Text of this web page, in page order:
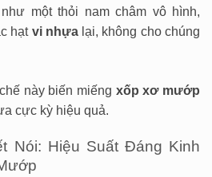
một thỏi nam châm vô hình,
hạt vi nhựalại, không cho chúng
này biến miếng xốp xơ mướp
cực kỳ hiệu quả.
Nói: Hiệu Suất Đáng Kinh